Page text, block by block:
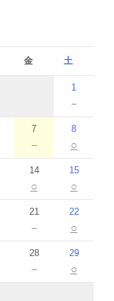
金 土
1
－
7
－
8
○
14
○
15
○
21
－
22
○
28
－
29
○